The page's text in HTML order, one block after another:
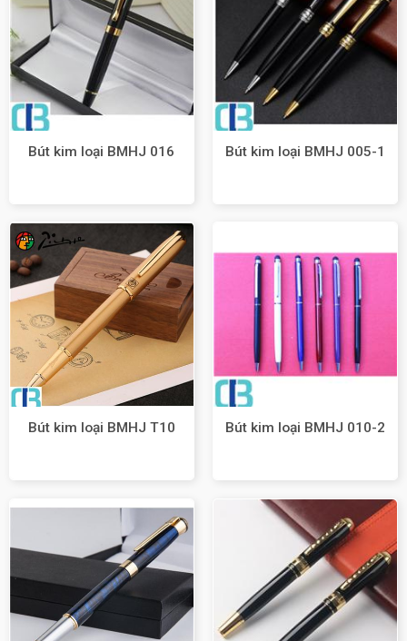
Bút kim loại BMHJ 016 Bút kim loại BMHJ 005-1
Bút kim loại BMHJ T10 Bút kim loại BMHJ 010-2